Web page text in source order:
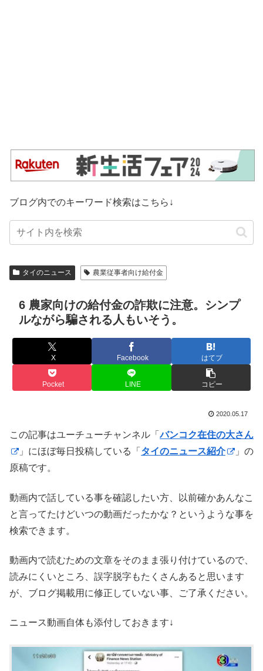
ブログ内でのキーワード検索はこちら↓
タイのニュース 農業従事者向け給付金
6 農家向けの給付金の詐欺に注意。シンプ
ルながら騙される人もいそう。
X Facebook はてブ
Pocket LINE コピー
2020.05.17
この記事はユーチューチャンネル「バンコク在住の大さん
」にほぼ毎日投稿している「 タイのニュース紹介
」の
原稿です。
動画内で話している事を確認したい方、以前確かあんなこ
と言ってたけどいつの動画だったかな？というような事を
検索できます。
動画内で読むための文章をそのまま張り付けているので、
読みにくいところ、誤字脱字もたくさんあると思います
が、ブログ掲載用に修正していない事、ご了承ください。
ニュース動画自体も添付しておきます↓